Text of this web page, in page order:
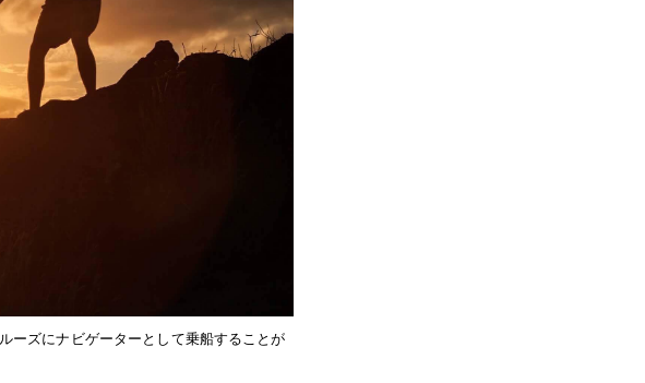
ーズにナビゲーターとして乗船することが